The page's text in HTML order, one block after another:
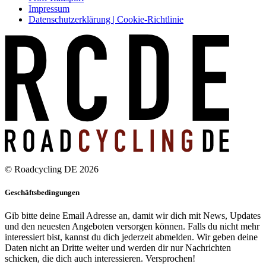
Impressum
Datenschutzerklärung | Cookie-Richtlinie
© Roadcycling DE 2026
Geschäftsbedingungen
Gib bitte deine Email Adresse an, damit wir dich mit News, Updates
und den neuesten Angeboten versorgen können. Falls du nicht mehr
interessiert bist, kannst du dich jederzeit abmelden. Wir geben deine
Daten nicht an Dritte weiter und werden dir nur Nachrichten
schicken, die dich auch interessieren. Versprochen!